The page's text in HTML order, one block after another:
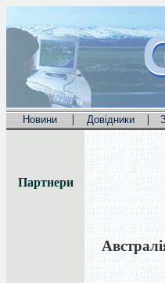
Новини | Довідники |
Партнери